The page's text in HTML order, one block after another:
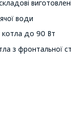
води
котла до 90 Вт
з фронтальної